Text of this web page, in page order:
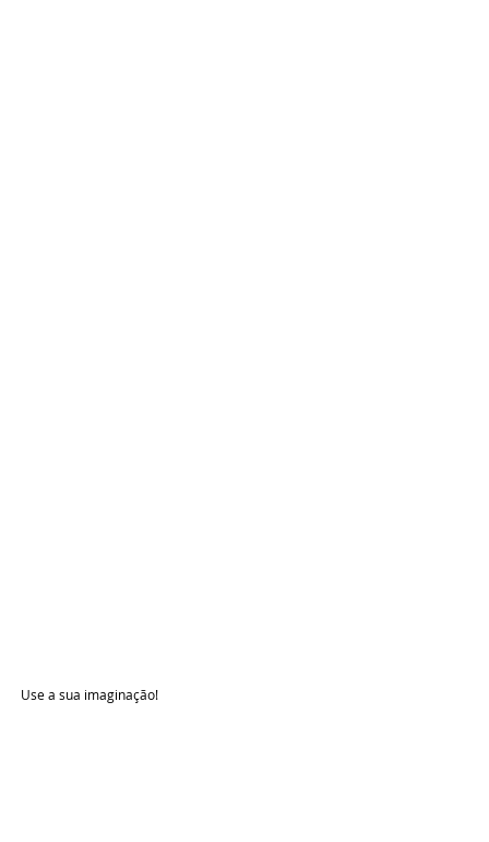
Use a sua imaginação!